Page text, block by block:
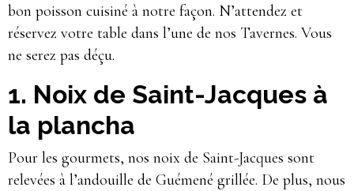
bon poisson cuisiné à notre façon. N’attendez et
réservez votre table dans l’une de nos Tavernes. Vous
ne serez pas déçu.
1. Noix de Saint-Jacques à
la plancha
Pour les gourmets, nos noix de Saint-Jacques sont
relevées à l’andouille de Guémené grillée. De plus, nous